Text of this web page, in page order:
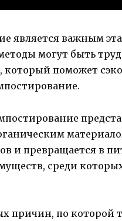
является важным
могут быть
который поможет
и превращается в
среди
причин, по которой